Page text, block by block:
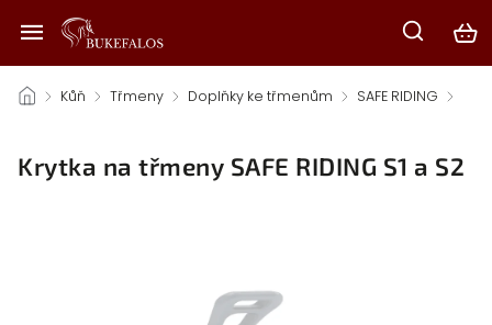
/ Kůň / Třmeny / Doplňky ke třmenům / SAFE RIDING /
Krytka na třmeny SAFE RIDING S1 a S2